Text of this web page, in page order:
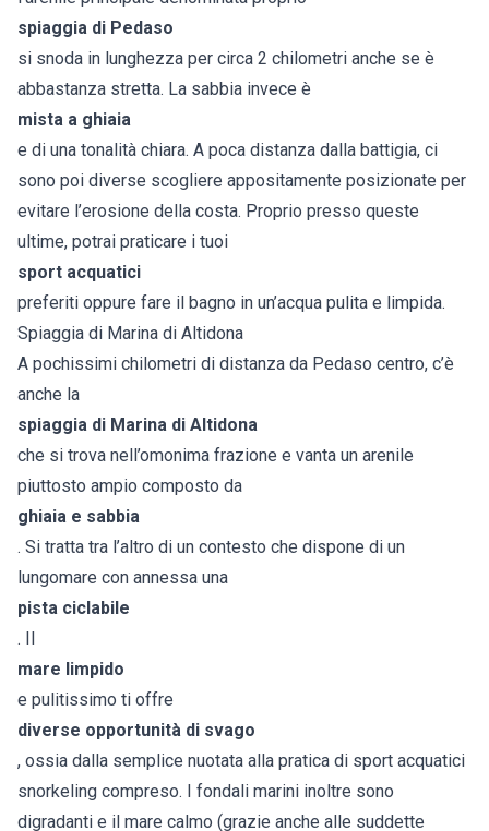
spiaggia di Pedaso
si snoda in lunghezza per circa 2 chilometri anche se è
abbastanza stretta. La sabbia invece è
mista a ghiaia
e di una tonalità chiara. A poca distanza dalla battigia, ci
sono poi diverse scogliere appositamente posizionate per
evitare l’erosione della costa. Proprio presso queste
ultime, potrai praticare i tuoi
sport acquatici
preferiti oppure fare il bagno in un’acqua pulita e limpida.
Spiaggia di Marina di Altidona
A pochissimi chilometri di distanza da Pedaso centro, c’è
anche la
spiaggia di Marina di Altidona
che si trova nell’omonima frazione e vanta un arenile
piuttosto ampio composto da
ghiaia e sabbia
. Si tratta tra l’altro di un contesto che dispone di un
lungomare con annessa una
pista ciclabile
. Il
mare limpido
e pulitissimo ti offre
diverse opportunità di svago
, ossia dalla semplice nuotata alla pratica di sport acquatici
snorkeling compreso. I fondali marini inoltre sono
digradanti e il mare calmo (grazie anche alle suddette